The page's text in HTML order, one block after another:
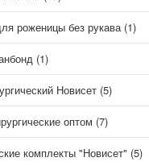
роженицы без рукава (1)
(1)
Новисет (5)
оптом (7)
комплекты "Новисет" (5)